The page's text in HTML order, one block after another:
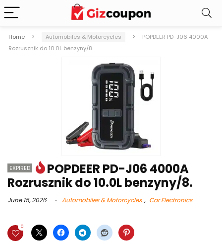
Home Automobiles & Motorcycles
POPDEER PD-J06 4000A
Rozrusznik do 10.0L benzyny/8.
EXPIRED
POPDEER PD-J06 4000A
Rozrusznik do 10.0L benzyny/8.
June 15, 2026 Automobiles & Motorcycles , Car Electronics
0